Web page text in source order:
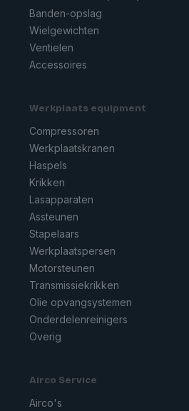
Banden-opslag
Wielgewichten
Ventielen
Accessoires
Werkplaats equipment
Compressoren
Werkplaatskranen
Haspels
Krikken
Lasapparaten
Assteunen
Stapelaars
Werkplaatspersen
Motorsteunen
Transmissiekrikken
Olie opvangsystemen
Onderdelenreinigers
Overig
Airco Service
Airco's